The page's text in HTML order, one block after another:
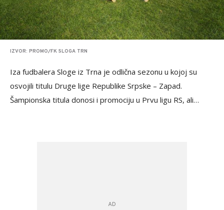
IZVOR: PROMO/FK SLOGA TRN
Iza fudbalera Sloge iz Trna je odlična sezonu u kojoj su
osvojili titulu Druge lige Republike Srpske – Zapad.
Šampionska titula donosi i promociju u Prvu ligu RS, ali…